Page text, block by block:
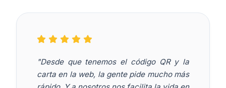
"Desde que tenemos el código QR y la
carta en la web, la gente pide mucho más